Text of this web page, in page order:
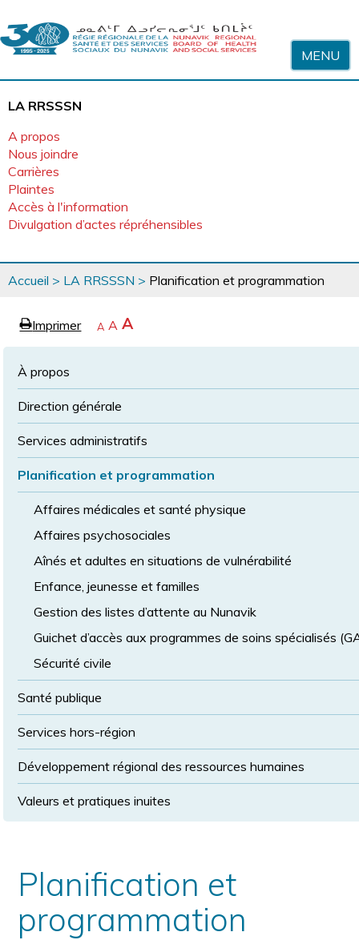
MENU
LA RRSSSN
A propos
Nous joindre
Carrières
Plaintes
Accès à l'information
Divulgation d’actes répréhensibles
Vous
êtes
Accueil > LA RRSSSN > Planification et programmation
eImprimerpageRétrécir
A Revenir
à
police
A Agrandir
la
A
À propos
Direction générale
Services administratifs
Planification et programmation
Affaires médicales et santé physique
Affaires psychosociales
Aînés et adultes en situations de vulnérabilité
Enfance, jeunesse et familles
Gestion des listes d’attente au Nunavik
Guichet d’accès aux programmes de soins spécialisés
Sécurité civile
Santé publique
Services hors-région
Développement régional des ressources humaines
Valeurs et pratiques inuites
Planification et
programmation